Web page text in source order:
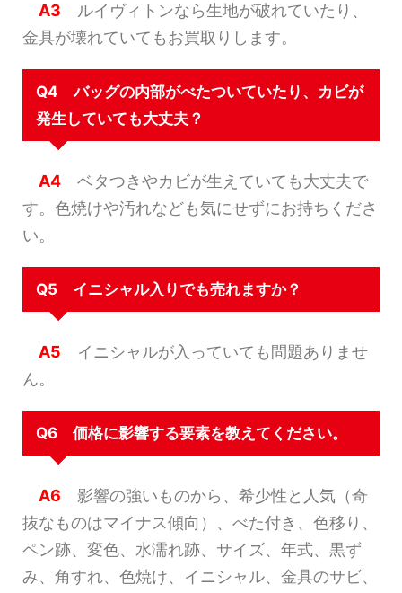
A3 ルイヴィトンなら生地が破れていたり、
金具が壊れていてもお買取りします。
Q4 バッグの内部がべたついていたり、カビが
発生していても大丈夫？
A4 ベタつきやカビが生えていても大丈夫で
す。色焼けや汚れなども気にせずにお持ちくださ
い。
Q5 イニシャル入りでも売れますか？
A5 イニシャルが入っていても問題ありませ
ん。
Q6 価格に影響する要素を教えてください。
A6 影響の強いものから、希少性と人気（奇
抜なものはマイナス傾向）、べた付き、色移り、
ペン跡、変色、水濡れ跡、サイズ、年式、黒ず
み、角すれ、色焼け、イニシャル、金具のサビ、